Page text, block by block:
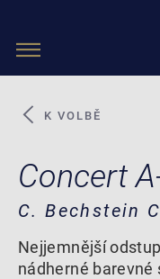
Toggle
K VOLBĚ
Concert
C. Bechstein
Nejjemnější
nádherné barevné